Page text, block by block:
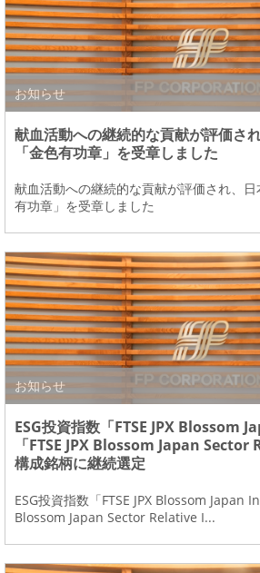
お知らせ
献血活動への継続的な貢献が評価さ
「金色有功章」を受章しました
献血活動への継続的な貢献が評価され、
有功章」を受章しました
お知らせ
ESG投資指数「FTSE JPX Blossom
「FTSE JPX Blossom Japan
構成銘柄に継続選定
ESG投資指数「FTSE JPX Blossom Japan
Blossom Japan Sector Relative I...